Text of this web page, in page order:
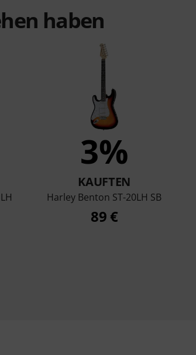
haben
3%
KAUFTEN
Harley Benton ST-20LH SB
89 €